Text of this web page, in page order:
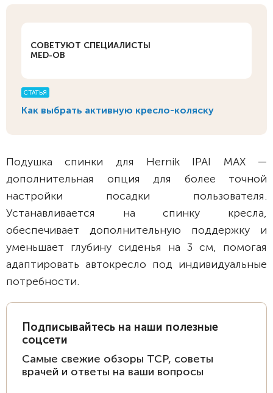
СОВЕТУЮТ СПЕЦИАЛИСТЫ
MED-OB
СТАТЬЯ
Как выбрать активную кресло-коляску
Подушка спинки для Hernik IPAI MAX —
дополнительная опция для более точной
настройки посадки пользователя.
Устанавливается на спинку кресла,
обеспечивает дополнительную поддержку и
уменьшает глубину сиденья на 3 см, помогая
адаптировать автокресло под индивидуальные
потребности.
Подписывайтесь на наши полезные
соцсети
Самые свежие обзоры ТСР, советы
врачей и ответы на ваши вопросы